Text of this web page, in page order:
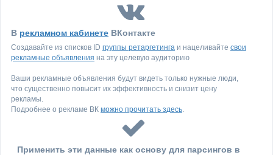
В рекламном кабинете ВКонтакте
Создавайте из списков ID группы ретаргетинга и нацеливайте свои
рекламные объявления на эту целевую аудиторию
Ваши рекламные объявления будут видеть только нужные люди,
что существенно повысит их эффективность и снизит цену
рекламы.
Подробнее о рекламе ВК можно прочитать здесь.
Применить эти данные как основу для парсингов в